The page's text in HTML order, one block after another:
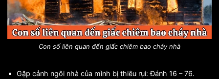
Con số liên quan đến giấc chiêm bao cháy nhà
Gặp cảnh ngôi nhà của mình bị thiêu rụi: Đánh 16 – 76.